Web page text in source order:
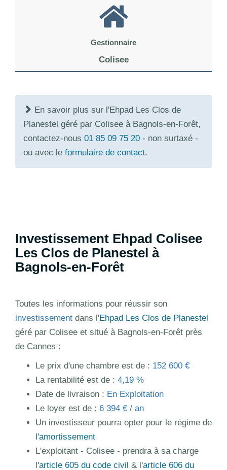
Gestionnaire
Colisee
En savoir plus sur l'Ehpad Les Clos de
Planestel géré par Colisee à Bagnols-en-Forêt,
contactez-nous 01 85 09 75 20 - non surtaxé -
ou avec le formulaire de contact.
Investissement Ehpad Colisee
Les Clos de Planestel à
Bagnols-en-Forêt
Toutes les informations pour réussir son
investissement dans l'Ehpad Les Clos de Planestel
géré par Colisee et situé à Bagnols-en-Forêt près
de Cannes :
Le prix d'une chambre est de : 152 600 €
La rentabilité est de : 4,19 %
Date de livraison : En Exploitation
Le loyer est de : 6 394 € / an
Un investisseur pourra opter pour le régime de
l'amortissement
L'exploitant - Colisee - prendra à sa charge
l'article 605 du code civil & l'article 606 du